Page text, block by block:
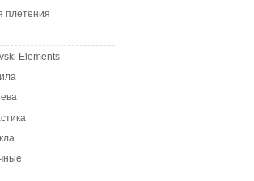
плетения
Elements